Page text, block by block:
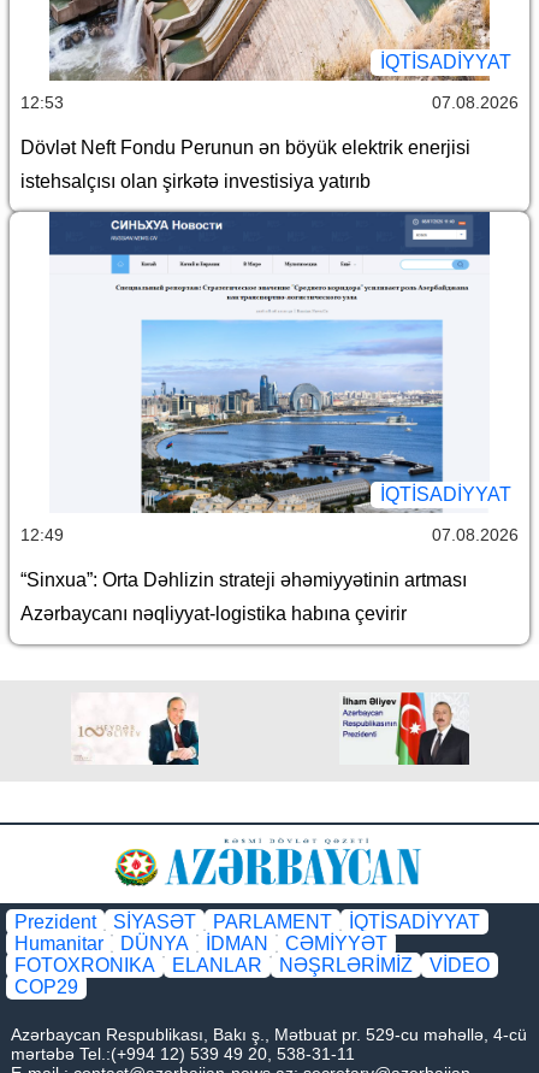
İQTİSADİYYAT
12:53 07.08.2026
Dövlət Neft Fondu Perunun ən böyük elektrik enerjisi
istehsalçısı olan şirkətə investisiya yatırıb
İQTİSADİYYAT
12:49 07.08.2026
“Sinxua”: Orta Dəhlizin strateji əhəmiyyətinin artması
Azərbaycanı nəqliyyat-logistika habına çevirir
Prezident SİYASƏT PARLAMENT
İQTİSADİYYAT
Humanitar
DÜNYA İDMAN
CƏMİYYƏT
FOTOXRONIKA
ELANLAR NƏŞRLƏRİMİZ
VİDEO
COP29
Azərbaycan Respublikası, Bakı ş., Mətbuat pr. 529-cu məhəllə, 4-cü
mərtəbə Tel.:(+994 12) 539 49 20, 538-31-11